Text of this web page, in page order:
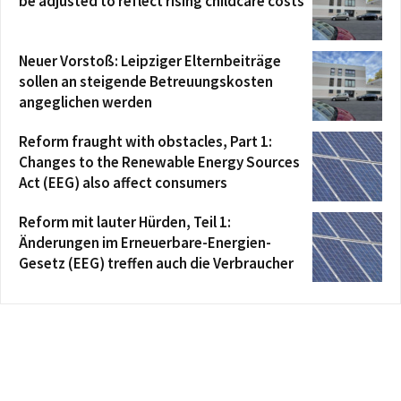
Neuer Vorstoß: Leipziger Elternbeiträge
sollen an steigende Betreuungskosten
angeglichen werden
Reform fraught with obstacles, Part 1:
Changes to the Renewable Energy Sources
Act (EEG) also affect consumers
Reform mit lauter Hürden, Teil 1:
Änderungen im Erneuerbare-Energien-
Gesetz (EEG) treffen auch die Verbraucher